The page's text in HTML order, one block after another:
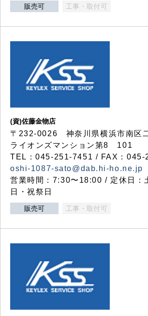
販売可 工事・取付可
(資)佐藤金物店
〒232-0026 神奈川県横浜市南区
ライオンズマンション第8 101
TEL：045-251-7451 / FAX：
oshi-1087-sato@dab.hi-ho.ne.jp
営業時間：7:30〜18:00 / 定休日：
日・祝祭日
販売可 工事・取付可